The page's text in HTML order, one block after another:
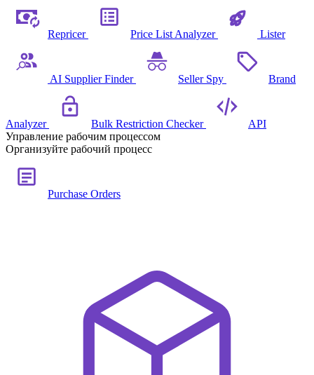
Repricer Price List Analyzer Lister
AI Supplier Finder Seller Spy Brand
Analyzer Bulk Restriction Checker
API
Управление рабочим процессом
Организуйте рабочий процесс
Purchase Orders